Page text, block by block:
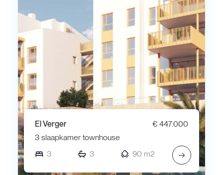
El Verger
€ 447.000
3 slaapkamer townhouse
3
3 90 m2 →